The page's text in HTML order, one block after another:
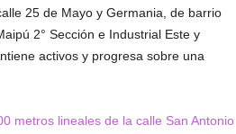
25 de Mayo y Germania, de barrio
2° Sección e Industrial Este y
activos y progresa sobre una
metros lineales de la calle San Antonio